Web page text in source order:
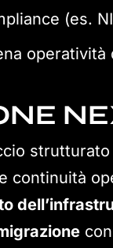
(es.
continuità
con